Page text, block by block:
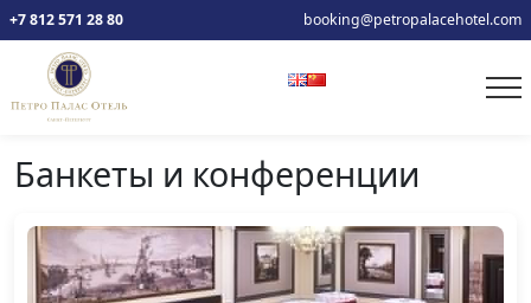
+7 812 571 28 80 booking@petropalacehotel.com
Банкеты и конференции